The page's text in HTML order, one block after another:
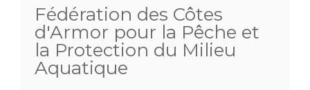
Fédération des Côtes
d'Armor pour la Pêche et
la Protection du Milieu
Aquatique